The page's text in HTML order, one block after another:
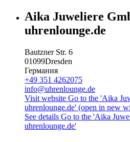
Aika Juweliere
uhrenlounge.de
Bautzner Str. 6
01099Dresden
Германия
+49 351 4262075
info@uhrenlounge.de
Visit website Go to the 'Aika
uhrenlounge.de' (open in new
See details Go to the 'Aika
uhrenlounge.de'